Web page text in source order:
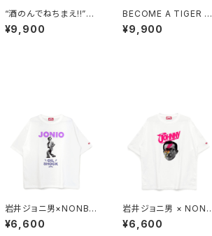
“酒のんでねちまえ!!”P
RINT SWEAT white/
pink
¥9,900
BECOME A TIGER S
WEAT navy/pastel-
yellow
¥9,900
岩井ジョニ男×NONBE
E!“OIL SHOCK” TEE
white/purple
¥6,600
岩井ジョニ男 × NONB
EE! ボウイ風 COLLAB
TEE white/neon-pin
¥6,600